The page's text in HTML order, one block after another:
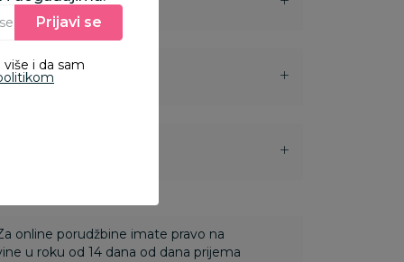
online porudžbine imate pravo na
u roku od 14 dana od dana prijema
Unesite Vašu e‑mail adresu da biste se prijavili na newsletter.
Prijavi se
i da sam